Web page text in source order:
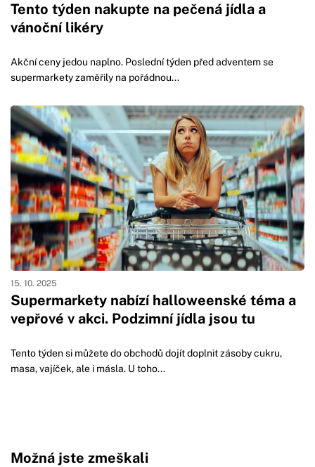
Tento týden nakupte na pečená jídla a
vánoční likéry
Akční ceny jedou naplno. Poslední týden před adventem se
supermarkety zaměřily na pořádnou...
Supermarkety nabízí halloweenské téma a
vepřové v akci. Podzimní jídla jsou tu
15. 10. 2025
Tento týden si můžete do obchodů dojít doplnit zásoby cukru,
masa, vajíček, ale i másla. U toho...
Možná jste zmeškali